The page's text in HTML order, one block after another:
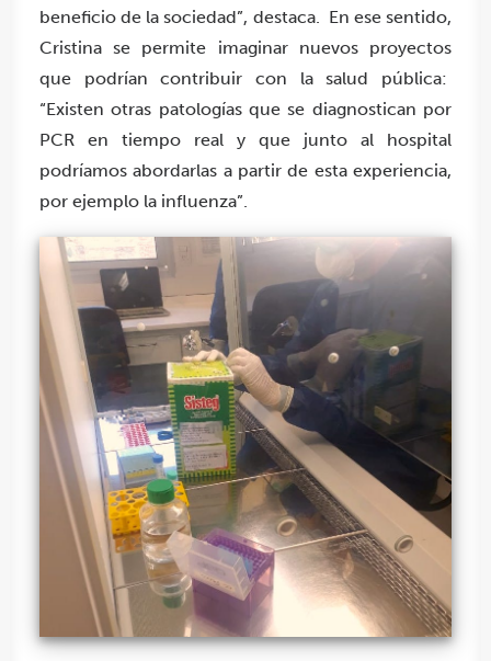
beneficio de la sociedad”, destaca. En ese sentido,
Cristina se permite imaginar nuevos proyectos
que podrían contribuir con la salud pública:
“Existen otras patologías que se diagnostican por
PCR en tiempo real y que junto al hospital
podríamos abordarlas a partir de esta experiencia,
por ejemplo la influenza”.